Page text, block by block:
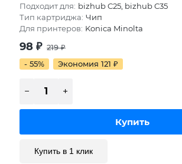
Подходит для: bizhub C25, bizhub C35
Тип картриджа: Чип
Для принтеров: Konica Minolta
98 ₽ 219₽
- 55%
Экономия 121 ₽
Купить в 1 клик